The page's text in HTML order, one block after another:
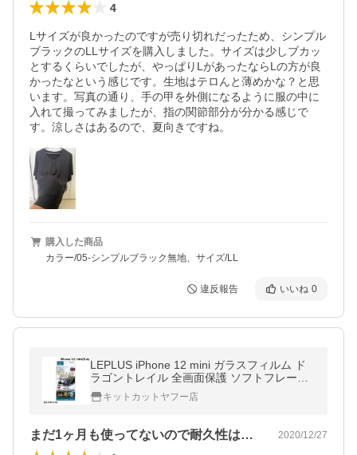
4
Lサイズが良かったのですが売り切れだったため、シンプル
ブラックのLLサイズを購入しました。サイズは少しブカッ
とするくらいでしたが、やっぱりLがあったならLの方が良
かったなという感じです。生地はテロんと薄めかな？と思
います。写真の通り、手の甲を外側になるように服の中に
入れて撮ってみましたが、指の関節部分が分かる感じで
す。涼しさはあるので、夏向きですね。
購入した商品
カラー/05-シンプルブラック無地、サイズ/LL
違反報告 いいね 0
LEPLUS iPhone 12 mini ガラスフィルム ド
ラゴントレイル 全画面保護 ソフトフレーム
ブルーライトカット ブラック GLASS PREM
IUM FILM 0.25mm ネコポス可
キットカットヤフー店
まだ1ヶ月も使ってないので耐久性は分か… 2020/12/27